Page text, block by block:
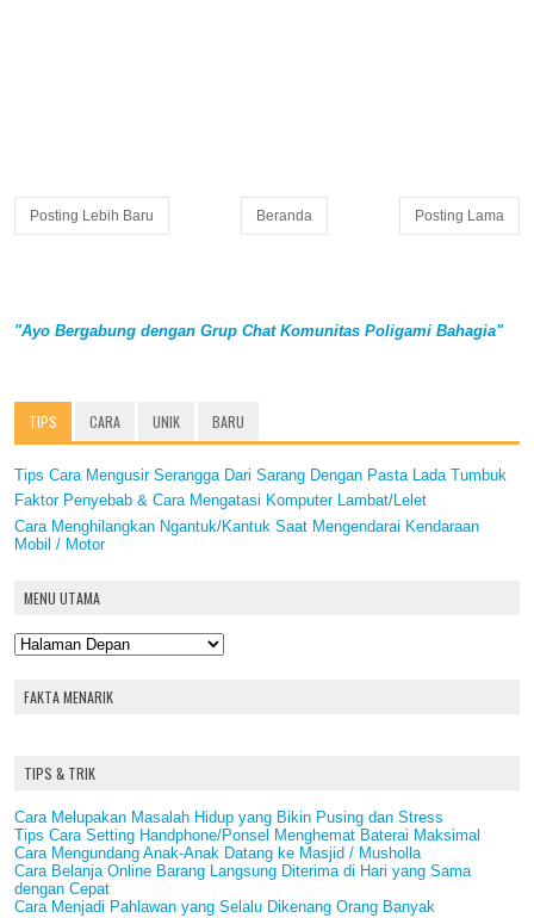
Posting Lebih Baru Posting Lama
Beranda
"Ayo Bergabung dengan Grup Chat Komunitas Poligami Bahagia"
TIPS CARA UNIK BARU
Tips Cara Mengusir Serangga Dari Sarang Dengan Pasta Lada Tumbuk
Faktor Penyebab & Cara Mengatasi Komputer Lambat/Lelet
Cara Menghilangkan Ngantuk/Kantuk Saat Mengendarai Kendaraan
Mobil / Motor
MENU UTAMA
FAKTA MENARIK
TIPS & TRIK
Cara Melupakan Masalah Hidup yang Bikin Pusing dan Stress
Tips Cara Setting Handphone/Ponsel Menghemat Baterai Maksimal
Cara Mengundang Anak-Anak Datang ke Masjid / Musholla
Cara Belanja Online Barang Langsung Diterima di Hari yang Sama
dengan Cepat
Cara Menjadi Pahlawan yang Selalu Dikenang Orang Banyak